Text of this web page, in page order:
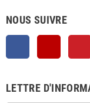
NOUS SUIVRE
LETTRE